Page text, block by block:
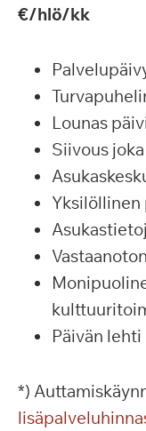
€/hlö/kk
Lounas
Siivous
Yksilöllinen
Päivän
*)